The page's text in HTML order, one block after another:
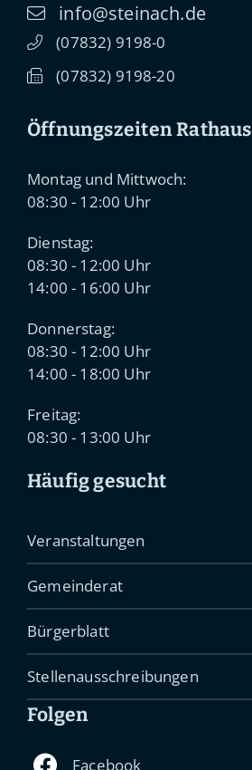
info@steinach.de
(07832) 91 98-0
(07832) 91 98-20
Öffnungszeiten Rathaus
Montag und Mittwoch:
08:30 - 12:00 Uhr
Dienstag:
08:30 - 12:00 Uhr
14:00 - 16:00 Uhr
Donnerstag:
08:30 - 12:00 Uhr
14:00 - 18:00 Uhr
Freitag:
08:30 - 13:00 Uhr
Häufig gesucht
Veranstaltungen
Gemeinderat
Bürgerblatt
Stellenausschreibungen
Folgen